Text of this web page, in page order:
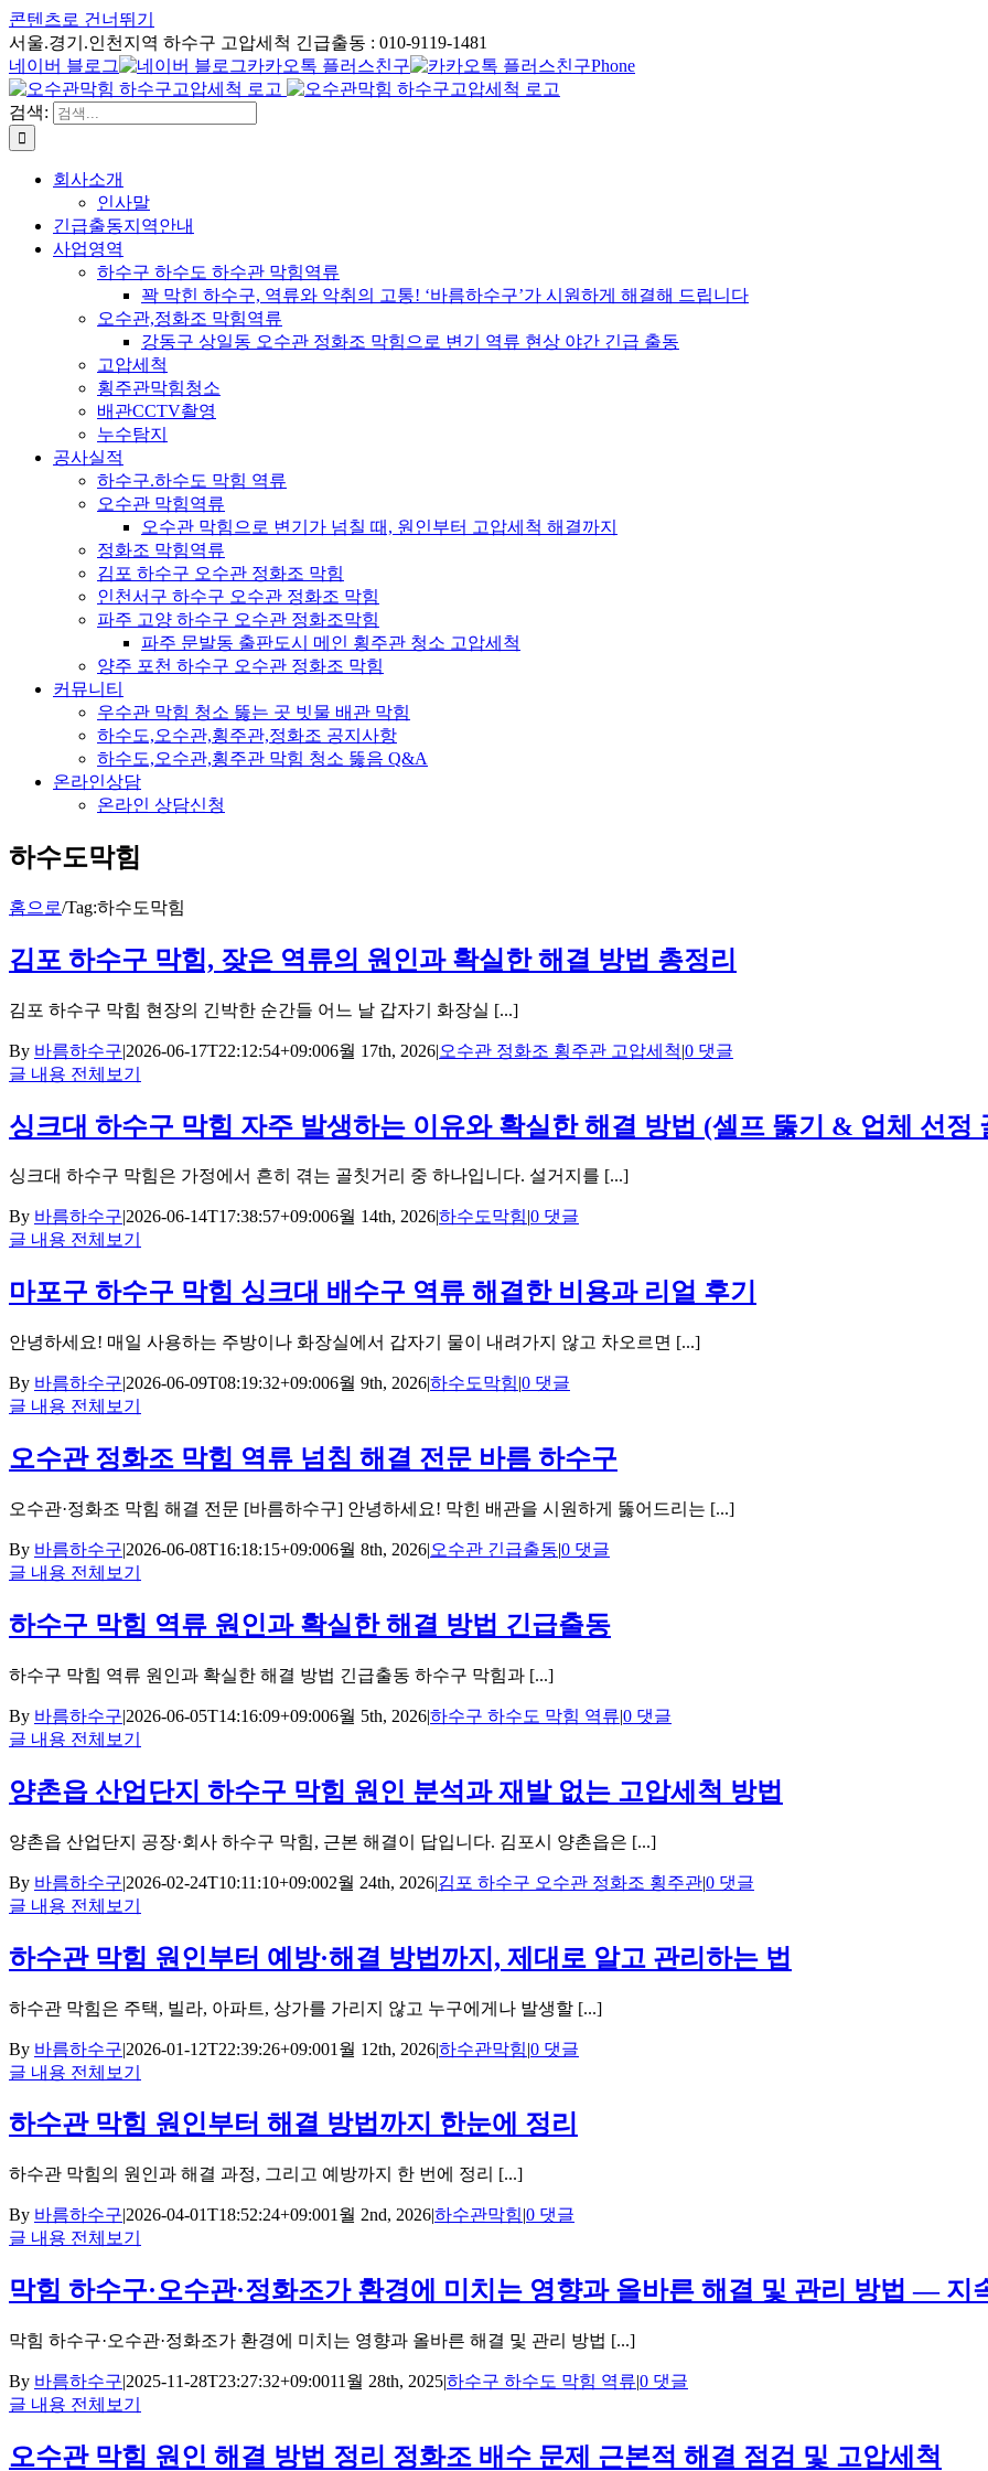
콘텐츠로 건너뛰기
서울.경기.인천지역 하수구 고압세척 긴급출동 : 010-9119-1481
네이버 블로그
카카오톡 플러스친구 Phone
검색:
회사소개
인사말
긴급출동지역안내
사업영역
하수구 하수도 하수관 막힘역류
꽉 막힌 하수구, 역류와 악취의 고통! ‘바름하수구’가 시원하게 해결해 드립니다
오수관,정화조 막힘역류
강동구 상일동 오수관 정화조 막힘으로 변기 역류 현상 야간 긴급 출동
고압세척
횡주관막힘청소
배관CCTV촬영
누수탐지
공사실적
하수구.하수도 막힘 역류
오수관 막힘역류
오수관 막힘으로 변기가 넘칠 때, 원인부터 고압세척 해결까지
정화조 막힘역류
김포 하수구 오수관 정화조 막힘
인천서구 하수구 오수관 정화조 막힘
파주 고양 하수구 오수관 정화조막힘
파주 문발동 출판도시 메인 횡주관 청소 고압세척
양주 포천 하수구 오수관 정화조 막힘
커뮤니티
우수관 막힘 청소 뚫는 곳 빗물 배관 막힘
하수도,오수관,횡주관,정화조 공지사항
하수도,오수관,횡주관 막힘 청소 뚫음 Q&A
온라인상담
온라인 상담신청
하수도막힘
홈으로/Tag:하수도막힘
김포 하수구 막힘, 잦은 역류의 원인과 확실한 해결 방법 총정리
김포 하수구 막힘 현장의 긴박한 순간들 어느 날 갑자기 화장실 [...]
By 바름하수구|2026-06-17T22:12:54+09:006월 17th, 2026|오수관 정화조 횡주관 고압세척|0 댓글
글 내용 전체보기
싱크대 하수구 막힘 자주 발생하는 이유와 확실한 해결 방법 (셀프 뚫기 & 업체 선정
싱크대 하수구 막힘은 가정에서 흔히 겪는 골칫거리 중 하나입니다. 설거지를 [...]
By 바름하수구|2026-06-14T17:38:57+09:006월 14th, 2026|하수도막힘|0 댓글
글 내용 전체보기
마포구 하수구 막힘 싱크대 배수구 역류 해결한 비용과 리얼 후기
안녕하세요! 매일 사용하는 주방이나 화장실에서 갑자기 물이 내려가지 않고 차오르면 [...]
By 바름하수구|2026-06-09T08:19:32+09:006월 9th, 2026|하수도막힘|0 댓글
글 내용 전체보기
오수관 정화조 막힘 역류 넘침 해결 전문 바름 하수구
오수관·정화조 막힘 해결 전문 [바름하수구] 안녕하세요! 막힌 배관을 시원하게 뚫어드리는 [...]
By 바름하수구|2026-06-08T16:18:15+09:006월 8th, 2026|오수관 긴급출동|0 댓글
글 내용 전체보기
하수구 막힘 역류 원인과 확실한 해결 방법 긴급출동
하수구 막힘 역류 원인과 확실한 해결 방법 긴급출동 하수구 막힘과 [...]
By 바름하수구|2026-06-05T14:16:09+09:006월 5th, 2026|하수구 하수도 막힘 역류|0 댓글
글 내용 전체보기
양촌읍 산업단지 하수구 막힘 원인 분석과 재발 없는 고압세척 방법
양촌읍 산업단지 공장·회사 하수구 막힘, 근본 해결이 답입니다. 김포시 양촌읍은 [...]
By 바름하수구|2026-02-24T10:11:10+09:002월 24th, 2026|김포 하수구 오수관 정화조 횡주관|0 댓글
글 내용 전체보기
하수관 막힘 원인부터 예방·해결 방법까지, 제대로 알고 관리하는 법
하수관 막힘은 주택, 빌라, 아파트, 상가를 가리지 않고 누구에게나 발생할 [...]
By 바름하수구|2026-01-12T22:39:26+09:001월 12th, 2026|하수관막힘|0 댓글
글 내용 전체보기
하수관 막힘 원인부터 해결 방법까지 한눈에 정리
하수관 막힘의 원인과 해결 과정, 그리고 예방까지 한 번에 정리 [...]
By 바름하수구|2026-04-01T18:52:24+09:001월 2nd, 2026|하수관막힘|0 댓글
글 내용 전체보기
막힘 하수구·오수관·정화조가 환경에 미치는 영향과 올바른 해결 및 관리 방법 — 지
막힘 하수구·오수관·정화조가 환경에 미치는 영향과 올바른 해결 및 관리 방법 [...]
By 바름하수구|2025-11-28T23:27:32+09:0011월 28th, 2025|하수구 하수도 막힘 역류|0 댓글
글 내용 전체보기
오수관 막힘 원인 해결 방법 정리 정화조 배수 문제 근본적 해결 점검 및 고압세척